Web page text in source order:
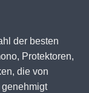
der besten
Protektoren,
die von